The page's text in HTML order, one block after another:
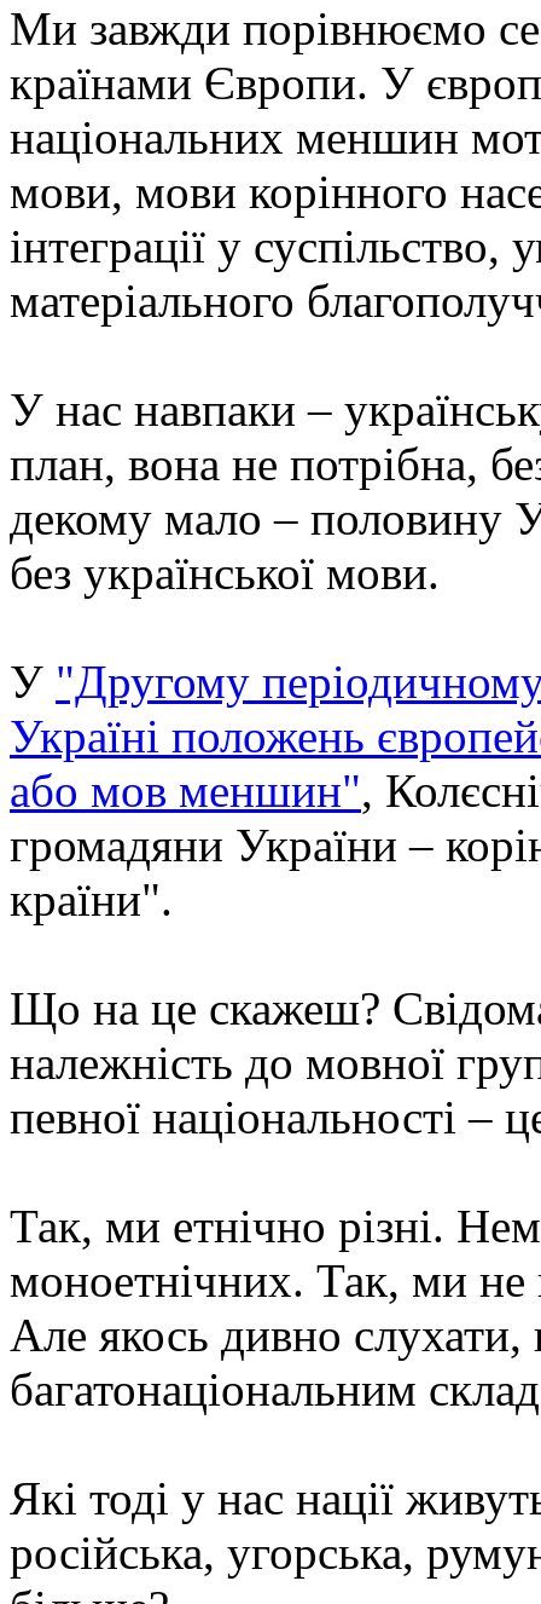
Ми завжди порівнюємо
країнами Європи. У
національних меншин
мови, мови корінного
інтеграції у суспільство,
матеріального
У нас навпаки –
план, вона не потрібна,
декому мало – половину
без української мови.
У "Другому
Україні положень
або мов меншин",
громадяни України –
країни".
Що на це скажеш?
належність до мовної
певної національності –
Так, ми етнічно різні.
моноетнічних. Так, ми не
Але якось дивно слухати,
багатонаціональним
Які тоді у нас нації
російська, угорська,